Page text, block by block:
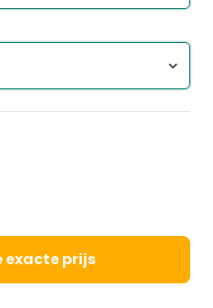
exacte prijs